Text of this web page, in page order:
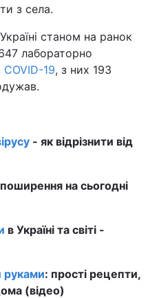
з села.
станом на ранок
лабораторно
COVID-19, з них 193
- як відрізнити від
поширення на сьогодні
в Україні та світі -
руками: прості рецепти,
(відео)